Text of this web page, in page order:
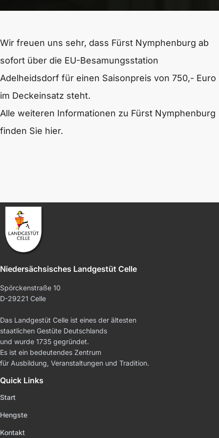
Wir freuen uns sehr, dass Fürst Nymphenburg ab
sofort über die EU-Besamungsstation
Adelheidsdorf für einen Saisonpreis von 750,- Euro
im Deckeinsatz steht.
Alle weiteren Informationen zu Fürst Nymphenburg
finden Sie hier.
Niedersächsisches Landgestüt Celle
Spörckenstraße 10
D-29221 Celle
Das Landgestüt Celle ist eines der ältesten
staatlichen Gestüte Deutschlands
und wurde 1735 gegründet.
Es ist ein bedeutendes Zentrum
für Ausbildung, Veranstaltungen und Tradition.
Quick Links
Start
Hengste
Kontakt